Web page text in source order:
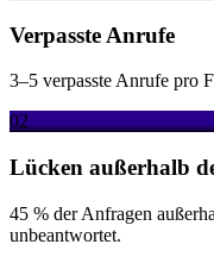
Verpasste Anrufe
3–5 verpasste Anrufe pro
02
Lücken außerhalb
45 % der Anfragen
unbeantwortet.